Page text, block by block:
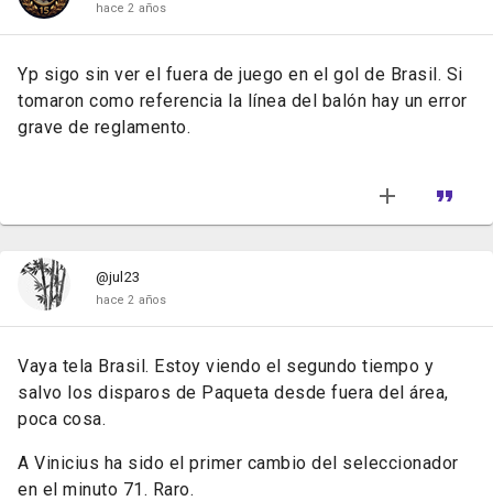
hace 2 años
Yp sigo sin ver el fuera de juego en el gol de Brasil. Si
tomaron como referencia la línea del balón hay un error
grave de reglamento.
@jul23
hace 2 años
Vaya tela Brasil. Estoy viendo el segundo tiempo y
salvo los disparos de Paqueta desde fuera del área,
poca cosa.
A Vinicius ha sido el primer cambio del seleccionador
en el minuto 71. Raro.